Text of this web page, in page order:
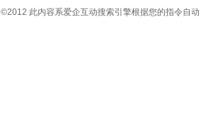
©2012 此内容系爱企互动搜索引擎根据您的指令自